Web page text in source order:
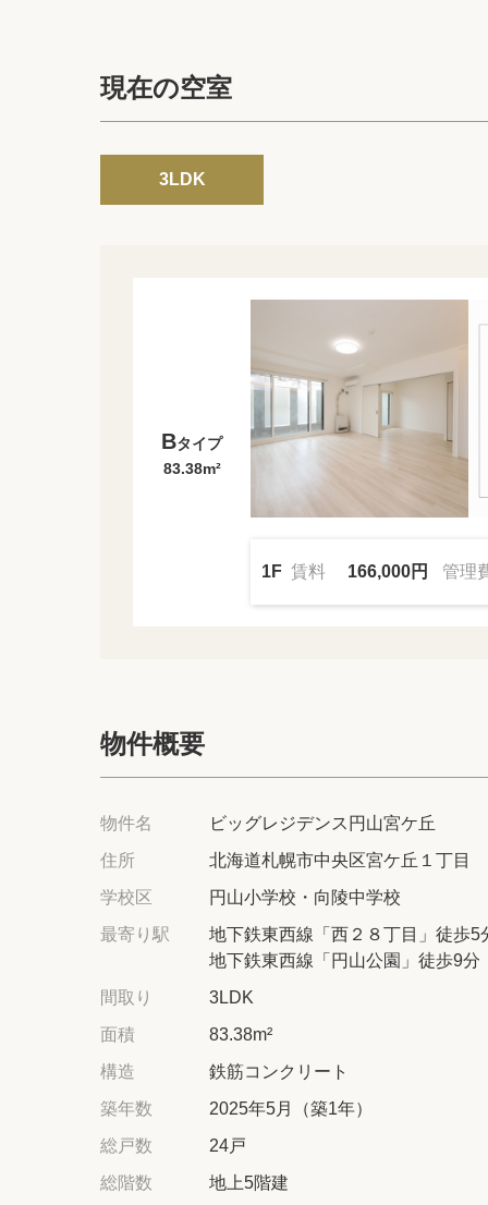
現在の空室
3LDK
Bタイプ
83.38m²
1F 賃料 166,000円 管理
物件概要
物件名
ビッグレジデンス円山宮ケ丘
住所
北海道札幌市中央区宮ケ丘１丁目
学校区
円山小学校・向陵中学校
最寄り駅
地下鉄東西線「西２８丁目」徒歩5
地下鉄東西線「円山公園」徒歩9分
間取り
3LDK
面積
83.38m²
構造
鉄筋コンクリート
築年数
2025年5月（築1年）
総戸数
24戸
総階数
地上5階建